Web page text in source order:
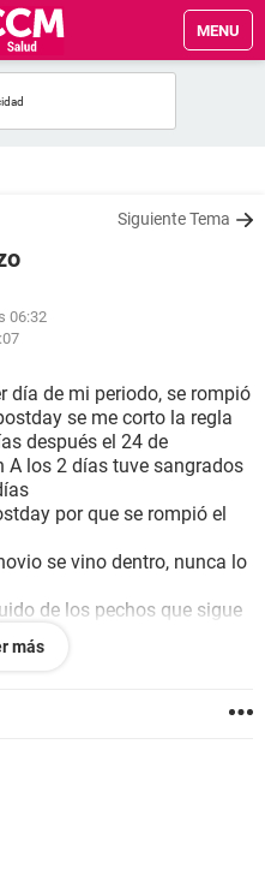
MENU
Siguiente Tema
06:32
día de mi periodo, se rompió
se me corto la regla
después el 24 de
A los 2 días tuve sangrados
por que se rompió el
se vino dentro, nunca lo
de los pechos que sigue
de prolactina y salio 33
que sea lo del liquido de
sigue y me molestan los
más